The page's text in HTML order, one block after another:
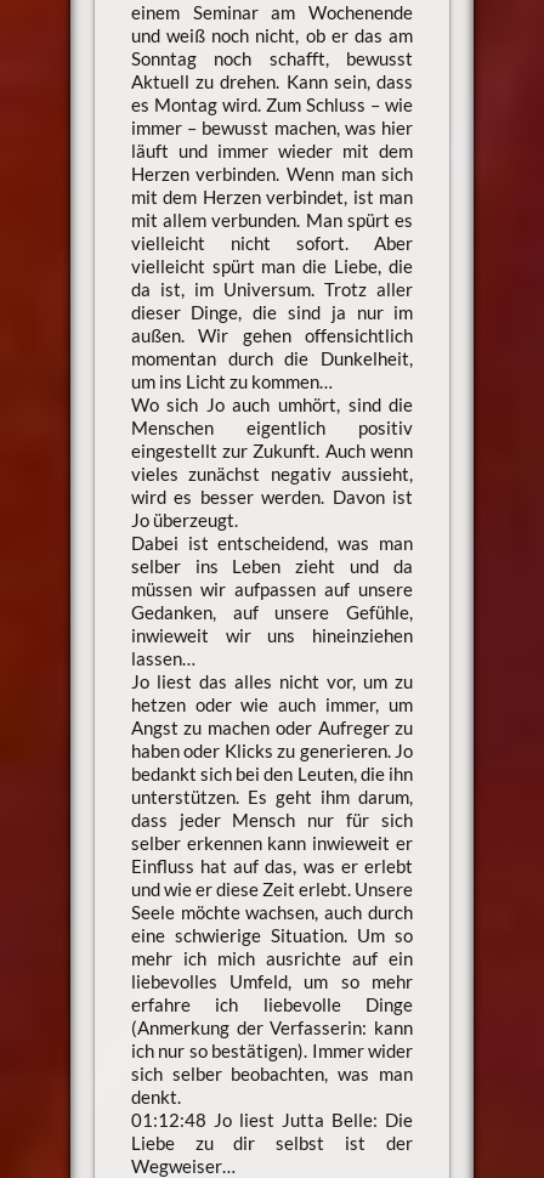
einem Seminar am Wochenende
und weiß noch nicht, ob er das am
Sonntag noch schafft, bewusst
Aktuell zu drehen. Kann sein, dass
es Montag wird. Zum Schluss – wie
immer – bewusst machen, was hier
läuft und immer wieder mit dem
Herzen verbinden. Wenn man sich
mit dem Herzen verbindet, ist man
mit allem verbunden. Man spürt es
vielleicht nicht sofort. Aber
vielleicht spürt man die Liebe, die
da ist, im Universum. Trotz aller
dieser Dinge, die sind ja nur im
außen. Wir gehen offensichtlich
momentan durch die Dunkelheit,
um ins Licht zu kommen…
Wo sich Jo auch umhört, sind die
Menschen eigentlich positiv
eingestellt zur Zukunft. Auch wenn
vieles zunächst negativ aussieht,
wird es besser werden. Davon ist
Jo überzeugt.
Dabei ist entscheidend, was man
selber ins Leben zieht und da
müssen wir aufpassen auf unsere
Gedanken, auf unsere Gefühle,
inwieweit wir uns hineinziehen
lassen…
Jo liest das alles nicht vor, um zu
hetzen oder wie auch immer, um
Angst zu machen oder Aufreger zu
haben oder Klicks zu generieren. Jo
bedankt sich bei den Leuten, die ihn
unterstützen. Es geht ihm darum,
dass jeder Mensch nur für sich
selber erkennen kann inwieweit er
Einfluss hat auf das, was er erlebt
und wie er diese Zeit erlebt. Unsere
Seele möchte wachsen, auch durch
eine schwierige Situation. Um so
mehr ich mich ausrichte auf ein
liebevolles Umfeld, um so mehr
erfahre ich liebevolle Dinge
(Anmerkung der Verfasserin: kann
ich nur so bestätigen). Immer wider
sich selber beobachten, was man
denkt.
01:12:48 Jo liest Jutta Belle: Die
Liebe zu dir selbst ist der
Wegweiser…